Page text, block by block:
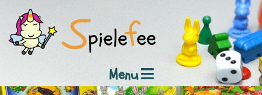
Menu